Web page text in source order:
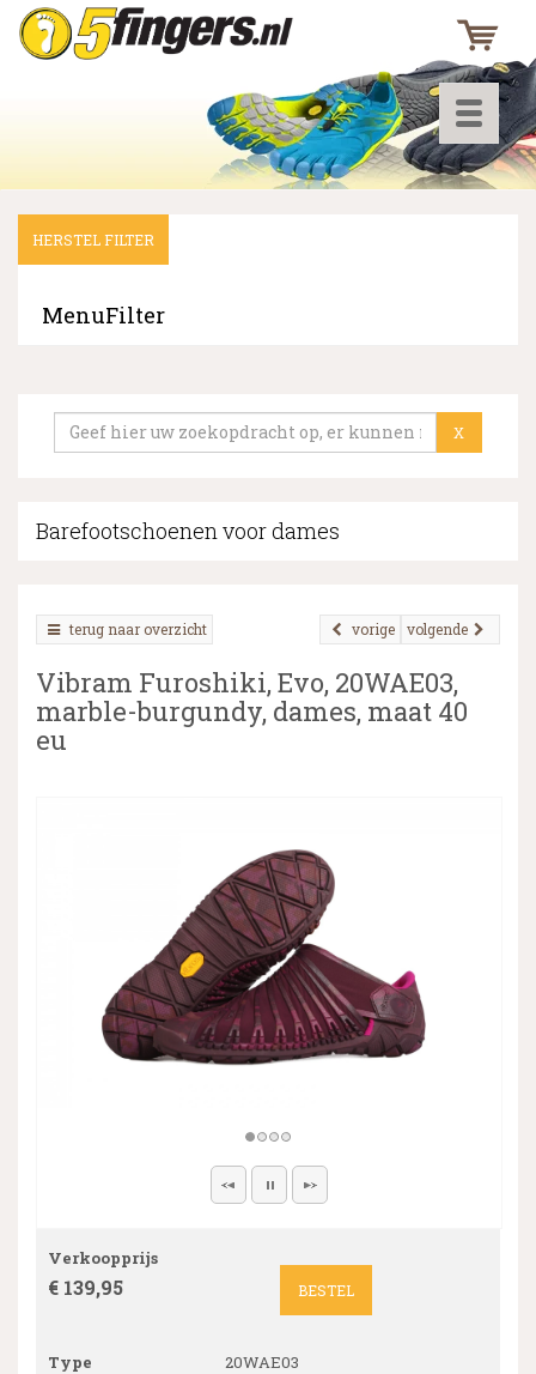
Toggle
▼
▼
HERSTEL FILTER
MenuFilter
X
Barefootschoenen voor dames
terug naar overzicht volgende
vorige
Vibram Furoshiki, Evo, 20WAE03,
marble-burgundy, dames, maat 40
eu
Verkoopprijs
€ 139,95 BESTEL
Type 20WAE03